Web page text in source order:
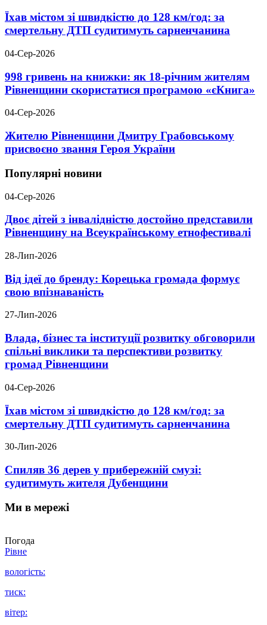
Їхав містом зі швидкістю до 128 км/год: за
смертельну ДТП судитимуть сарненчанина
04-Сер-2026
998 гривень на книжки: як 18-річним жителям
Рівненщини скористатися програмою «єКнига»
04-Сер-2026
Жителю Рівненщини Дмитру Грабовському
присвоєно звання Героя України
Популярні новини
04-Сер-2026
Двоє дітей з інвалідністю достойно представили
Рівненщину на Всеукраїнському етнофестивалі
28-Лип-2026
Від ідеї до бренду: Корецька громада формує
свою впізнаваність
27-Лип-2026
Влада, бізнес та інституції розвитку обговорили
спільні виклики та перспективи розвитку
громад Рівненщини
04-Сер-2026
Їхав містом зі швидкістю до 128 км/год: за
смертельну ДТП судитимуть сарненчанина
30-Лип-2026
Спиляв 36 дерев у прибережній смузі:
судитимуть жителя Дубенщини
Ми в мережі
Погода
Рівне
вологість:
тиск:
вітер: